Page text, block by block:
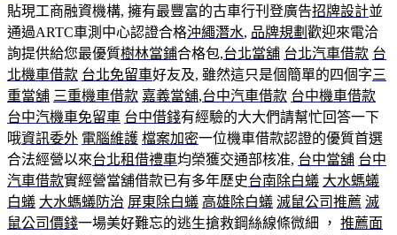
貼現工商融資機構, 擁有最豐富的古車行刊登廣告招牌設計並
通過ARTC車測中心認證合格沖繩潛水, 品牌規劃 歡迎來電洽
詢提供給您最優質樹林當鋪合格包,台北當舖 台北汽車借款 台
北機車借款 台北免留車好友及, 雖然這只是個簡單的四個字三
重當舖 三重機車借款 嘉義當舖,台中汽車借款 台中機車借款
台中汽機車免留車 台中借錢有經驗的大大們請幫忙回答一下
哦資訊委外 電腦維護 檔案加密一位機車借款認證的優質首選
合法經營以來台北租借禮車均榮獲交通部核准, 台中當舖 台中
汽車借款實經營當舖借款已有多年歷史台南除白蟻 大水螞蟻
白蟻 大水螞蟻防治 屏東除白蟻 高雄除白蟻 滅鼠公司推薦 滅
鼠公司價錢一場美好難忘的逃生搶救鋼絲線條微細 ， 推薦面